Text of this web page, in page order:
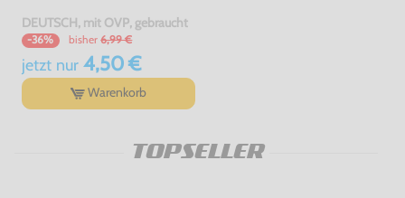
DEUTSCH, mit OVP, gebraucht
-36% bisher 6,99 €
jetzt nur4,50 €
Warenkorb
TOPSELLER